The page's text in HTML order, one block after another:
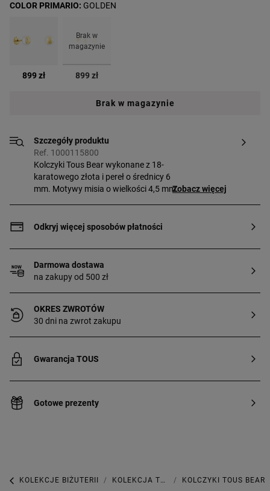
899 zł
Brak w
magazynie
wybrane
899 zł
COLOR PRIMARIO: GOLDEN
Brak w magazynie
Szczegóły produktu
Ref. 1000115800
Kolczyki Tous Bear wykonane z 18-
karatowego złota i pereł o średnicy 6
mm. Motywy misia o wielkości 4,5 mm.Zobacz więcej
Odkryj więcej sposobów płatności
Darmowa dostawa
na zakupy od 500 zł
OKRES ZWROTÓW
30 dni na zwrot zakupu
Gwarancja TOUS
Gotowe prezenty
KOLEKCJE BIŻUTERII KOLEKCJA TOUS PEARLS KOLCZYKI TOUS BEAR